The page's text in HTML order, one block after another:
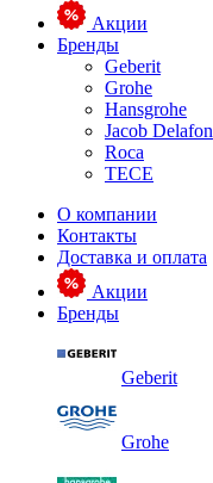
Акции
Бренды
Geberit
Grohe
Hansgrohe
Jacob Delafon
Roca
TECE
О компании
Контакты
Доставка и оплата
Акции
Бренды
Geberit
Grohe